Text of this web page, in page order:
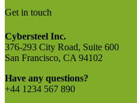
Get in touch
Cybersteel Inc.
376-293 City Road, Suite 600
San Francisco, CA 94102
Have any questions?
+44 1234 567 890